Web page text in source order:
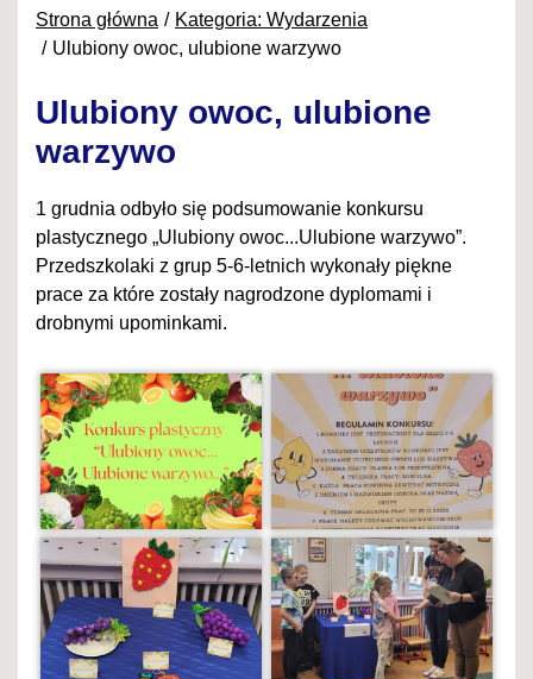
Strona główna
Kategoria: Wydarzenia
Ulubiony owoc, ulubione warzywo
Ulubiony owoc, ulubione
warzywo
1 grudnia odbyło się podsumowanie konkursu
plastycznego „Ulubiony owoc...Ulubione warzywo”.
Przedszkolaki z grup 5-6-letnich wykonały piękne
prace za które zostały nagrodzone dyplomami i
drobnymi upominkami.